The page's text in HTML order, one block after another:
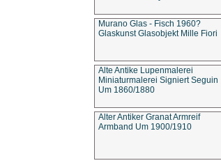
Murano Glas - Fisch 1960?
Glaskunst Glasobjekt Mille Fiori
Alte Antike Lupenmalerei
Miniaturmalerei Signiert Seguin
Um 1860/1880
Alter Antiker Granat Armreif
Armband Um 1900/1910